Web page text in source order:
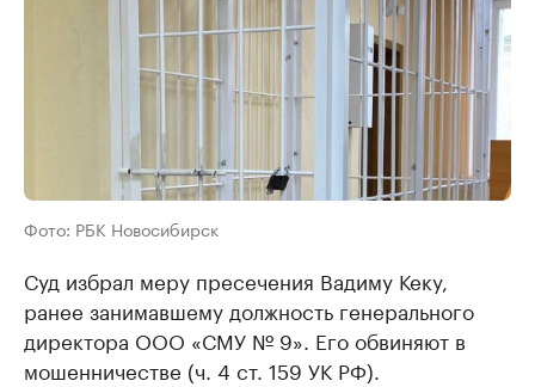
Фото: РБК Новосибирск
Суд избрал меру пресечения Вадиму Кеку,
ранее занимавшему должность генерального
директора ООО «СМУ № 9». Его обвиняют в
мошенничестве (ч. 4 ст. 159 УК РФ).